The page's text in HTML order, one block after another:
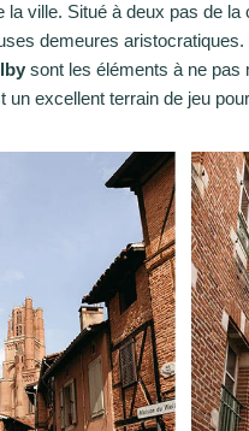
ville. Situé à deux pas de
demeures aristocratiques.
sont les éléments à ne
excellent terrain de jeu